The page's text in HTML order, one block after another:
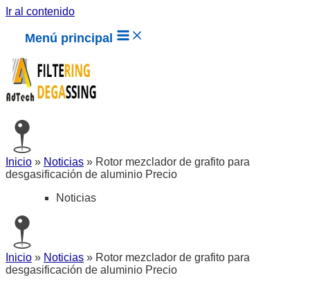
Ir al contenido
Menú principal
Inicio » Noticias » Rotor mezclador de grafito para
desgasificación de aluminio Precio
Noticias
Inicio » Noticias » Rotor mezclador de grafito para
desgasificación de aluminio Precio